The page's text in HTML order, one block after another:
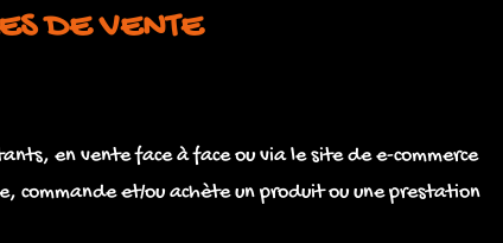
DE VENTE
en vente face à face ou via le site de e-commerce
commande et/ou achète un produit ou une prestation